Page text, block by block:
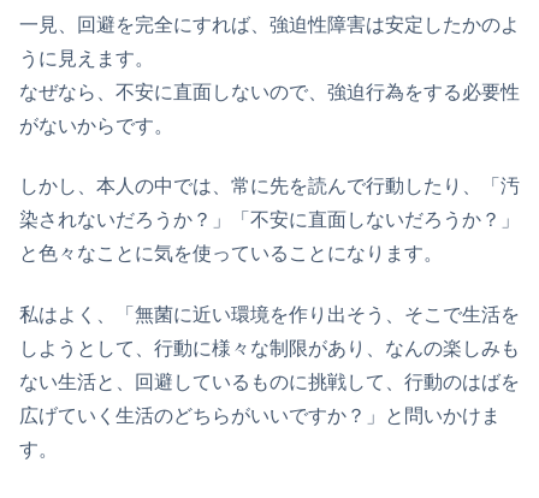
一見、回避を完全にすれば、強迫性障害は安定したかのよ
うに見えます。
なぜなら、不安に直面しないので、強迫行為をする必要性
がないからです。
しかし、本人の中では、常に先を読んで行動したり、「汚
染されないだろうか？」「不安に直面しないだろうか？」
と色々なことに気を使っていることになります。
私はよく、「無菌に近い環境を作り出そう、そこで生活を
しようとして、行動に様々な制限があり、なんの楽しみも
ない生活と、回避しているものに挑戦して、行動のはばを
広げていく生活のどちらがいいですか？」と問いかけま
す。